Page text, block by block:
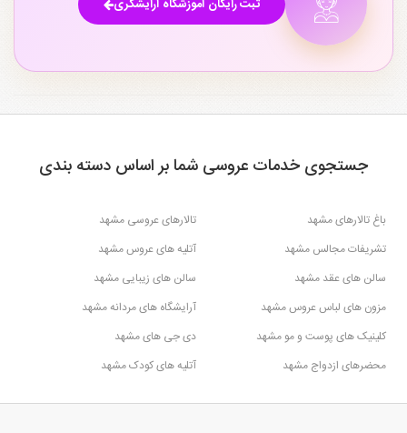
ثبت رایگان آموزشگاه آرایشگری
جستجوی خدمات عروسی شما بر اساس دسته بندی
باغ تالارهای مشهد
تالارهای عروسی مشهد
تشریفات مجالس مشهد
آتلیه های عروس مشهد
سالن های عقد مشهد
سالن های زیبایی مشهد
مزون های لباس عروس مشهد
آرایشگاه های مردانه مشهد
کلینیک های پوست و مو مشهد
دی جی های مشهد
محضرهای ازدواج مشهد
آتلیه های کودک مشهد